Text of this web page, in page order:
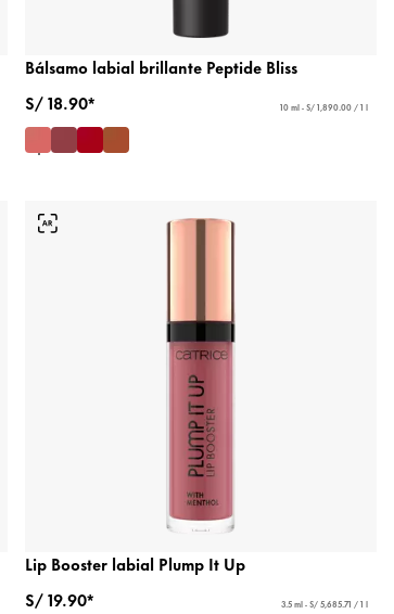
Bálsamo labial brillante Peptide Bliss
S/ 18.90*
10 ml - S/ 1,890.00 / 1 l
Lip Booster labial Plump It Up
S/ 19.90*
3.5 ml - S/ 5,685.71 / 1 l